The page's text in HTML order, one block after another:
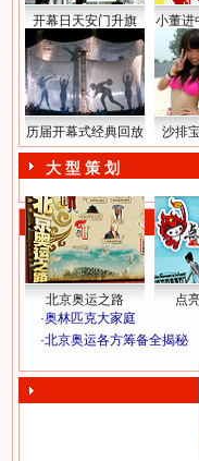
开幕日天安门升旗 小董进
历届开幕式经典回放 沙排
大 型 策 划
北京奥运之路 点
·奥林匹克大家庭
·北京奥运各方筹备全揭秘